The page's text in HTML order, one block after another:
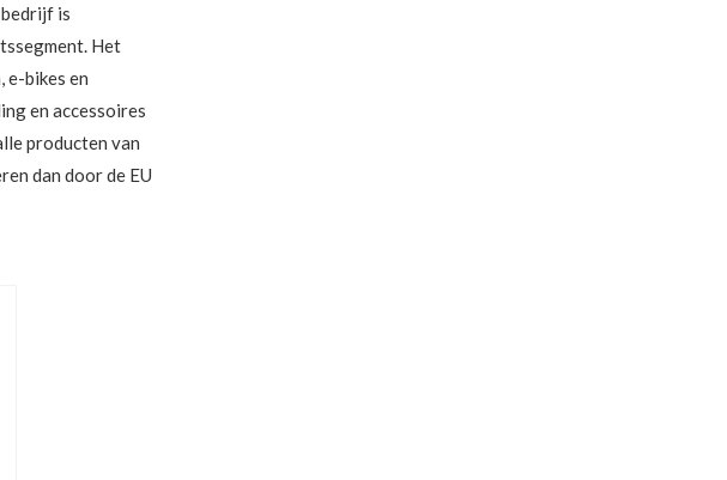
is
Het
bikes en
en accessoires
producten van
dan door de EU